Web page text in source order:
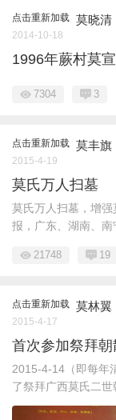
点击重新加载 莫晓清
2014-10-18
1996年蕨村莫
7304 3
点击重新加载 莫丰旗
2015-4-19
莫氏万人扫墓
莫氏万人扫墓，增
报，广东、湖南、
21748 19
点击重新加载 莫林翼
2015-4-17
首次参加祭拜朝
2015-4-14（即每年
了祭拜广西莫氏二世